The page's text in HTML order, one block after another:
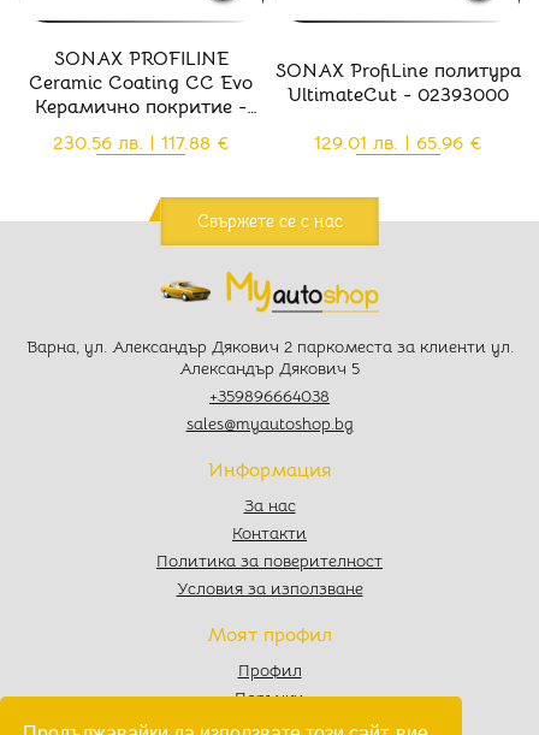
SONAX PROFILINE
Ceramic Coating CC Evo
Керамично покритие -
02379410
230.56 лв. | 117.88 €
SONAX ProfiLine политура
UltimateCut - 02393000
129.01 лв. | 65.96 €
Свържете се с нас
Варна, ул. Александър Дякович 2 паркоместа за клиенти ул.
Александър Дякович 5
+359896664038
sales@myautoshop.bg
Информация
За нас
Контакти
Политика за поверителност
Условия за използване
Моят профил
Профил
Поръчки
Любими